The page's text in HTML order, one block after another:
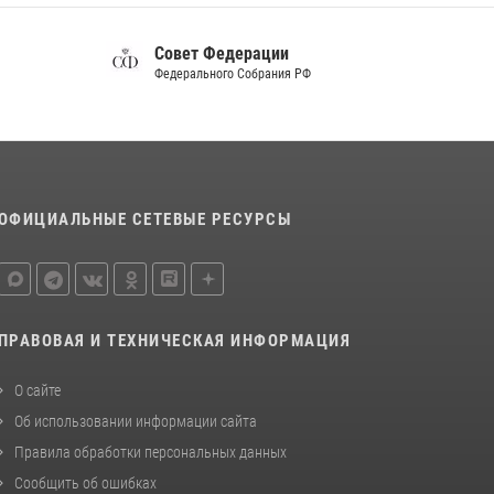
Белгород»
В Белгороде росгвардейцы приняли участие
рецидивиста за попытку кражи из магазина
14 июля 2026, 07:13
Совет Федерации
Федерального Собрания РФ
СЕТЕВЫЕ РЕСУРСЫ
ПРАВОВАЯ И ТЕХНИЧЕСКАЯ ИНФОРМАЦИЯ
О сайте
Об использовании информации сайта
Правила обработки персональных данных
Сообщить об ошибках